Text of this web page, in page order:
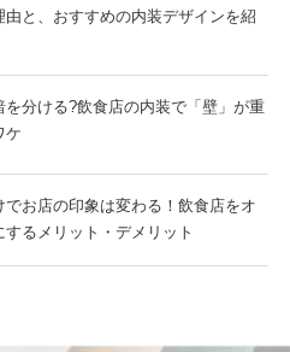
由と、おすすめの内装デザインを紹
を分ける?飲食店の内装で「壁」が重
ケ
でお店の印象は変わる！飲食店をオ
るメリット・デメリット